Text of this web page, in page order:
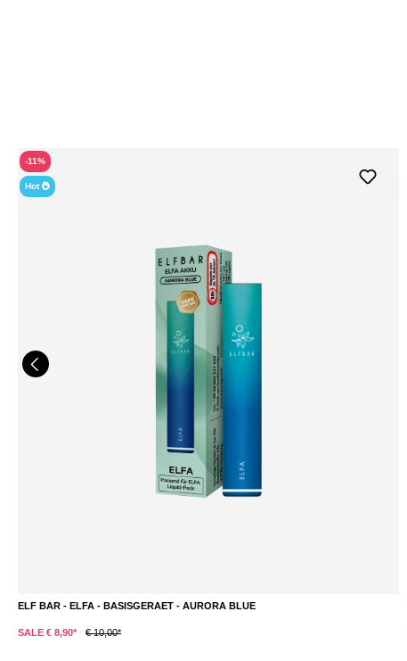
-11%
Hot
ELF BAR - ELFA - BASISGERAET - AURORA BLUE
SALE € 8,90* € 10,00*